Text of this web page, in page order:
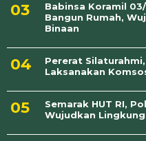
Babinsa Koramil
Bangun Rumah,
Binaan
Pererat
Laksanakan
Semarak HUT RI,
Wujudkan